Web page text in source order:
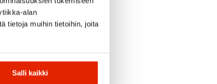
alan
tietoja muihin tietoihin, joita
Salli kaikki